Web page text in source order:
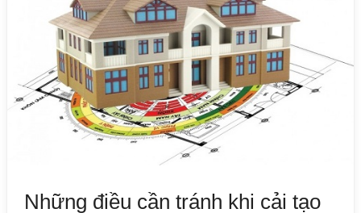
Những điều cần tránh khi cải tạo